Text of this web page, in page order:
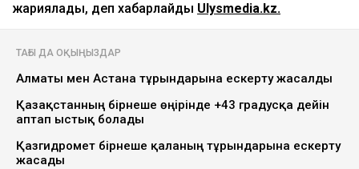
жариялады, деп хабарлайды Ulysmedia.kz.
ТАҒЫ ДА ОҚЫҢЫЗДАР
Алматы мен Астана тұрғындарына ескерту жасалды
Қазақстанның бірнеше өңірінде +43 градусқа дейін
аптап ыстық болады
Қазгидромет бірнеше қаланың тұрғындарына ескерту
жасады